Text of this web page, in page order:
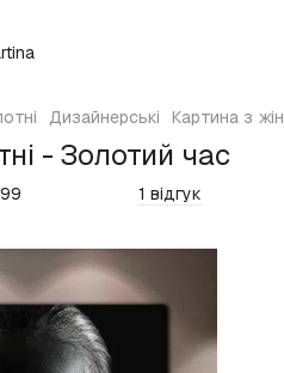
Дизайнерські Картина з
- Золотий час
1 відгук